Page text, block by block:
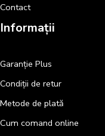
Contact
Informații
Garanție Plus
Condiții de retur
Metode de plată
Cum comand online